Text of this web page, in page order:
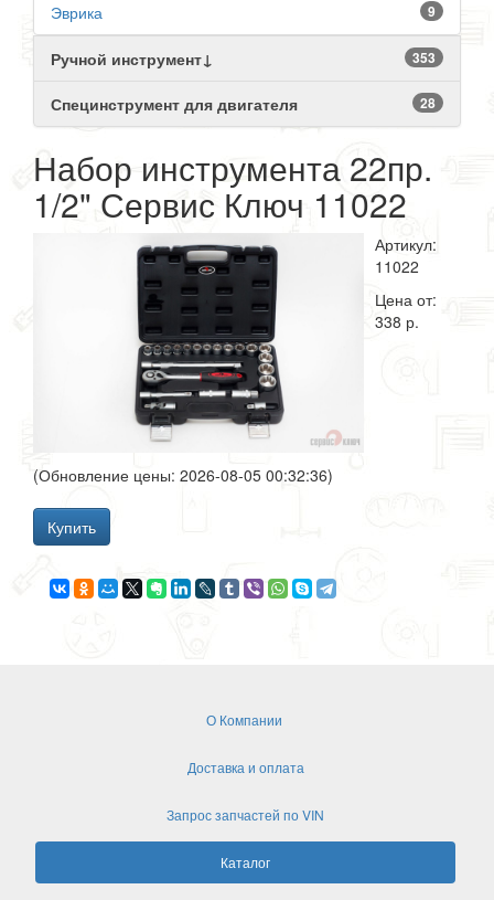
9
Эврика
Ручной инструмент↓ 353
Специнструмент для двигателя 28
Набор инструмента 22пр.
1/2" Сервис Ключ 11022
Артикул:
11022
Цена от:
338 р.
(Обновление цены: 2026-08-05 00:32:36)
Купить
О Компании
Доставка и оплата
Запрос запчастей по VIN
Каталог